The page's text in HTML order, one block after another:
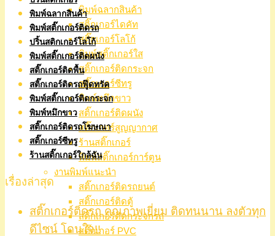
พิมพ์ฉลากสินค้า
สติ๊กเกอร์ไดคัท
สติ๊กเกอร์โลโก้
พิมพ์สติ๊กเกอร์ใส
สติ๊กเกอร์ติดกระจก
สติ๊กเกอร์ซีทรู
พิมพ์หมึกขาว
สติ๊กเกอร์ติดผนัง
สติ๊กเกอร์สูญญากาศ
ร้านสติ๊กเกอร์
พิมพ์สติ๊กเกอร์การ์ตูน
งานพิมพ์แนะนำ
สติ๊กเกอร์ติดรถยนต์
สติ๊กเกอร์ติดตู้
สติ๊กเกอร์ติดกระจกรถ
สติ๊กเกอร์ PVC
พิมพ์ฉลากสินค้า
พิมพ์สติ๊กเกอร์ติดรถ
ปริ้นสติกเกอร์โลโก้
พิมพ์สติ๊กเกอร์ติดผนัง
สติ๊กเกอร์ติดพื้น
สติ๊กเกอร์ติดรถฟู๊ดทรัค
พิมพ์สติ๊กเกอร์ติดกระจก
พิมพ์หมึกขาว
สติ๊กเกอร์ติดรถโฆษณา
สติ๊กเกอร์ซีทรู
ร้านสติ๊กเกอร์ใกล้ฉัน
เรื่องล่าสุด
สติ๊กเกอร์ติดรถ คุณภาพเยี่ยม ติดทนนาน ลงตัวทุก
ดีไซน์ โดนใจ!!